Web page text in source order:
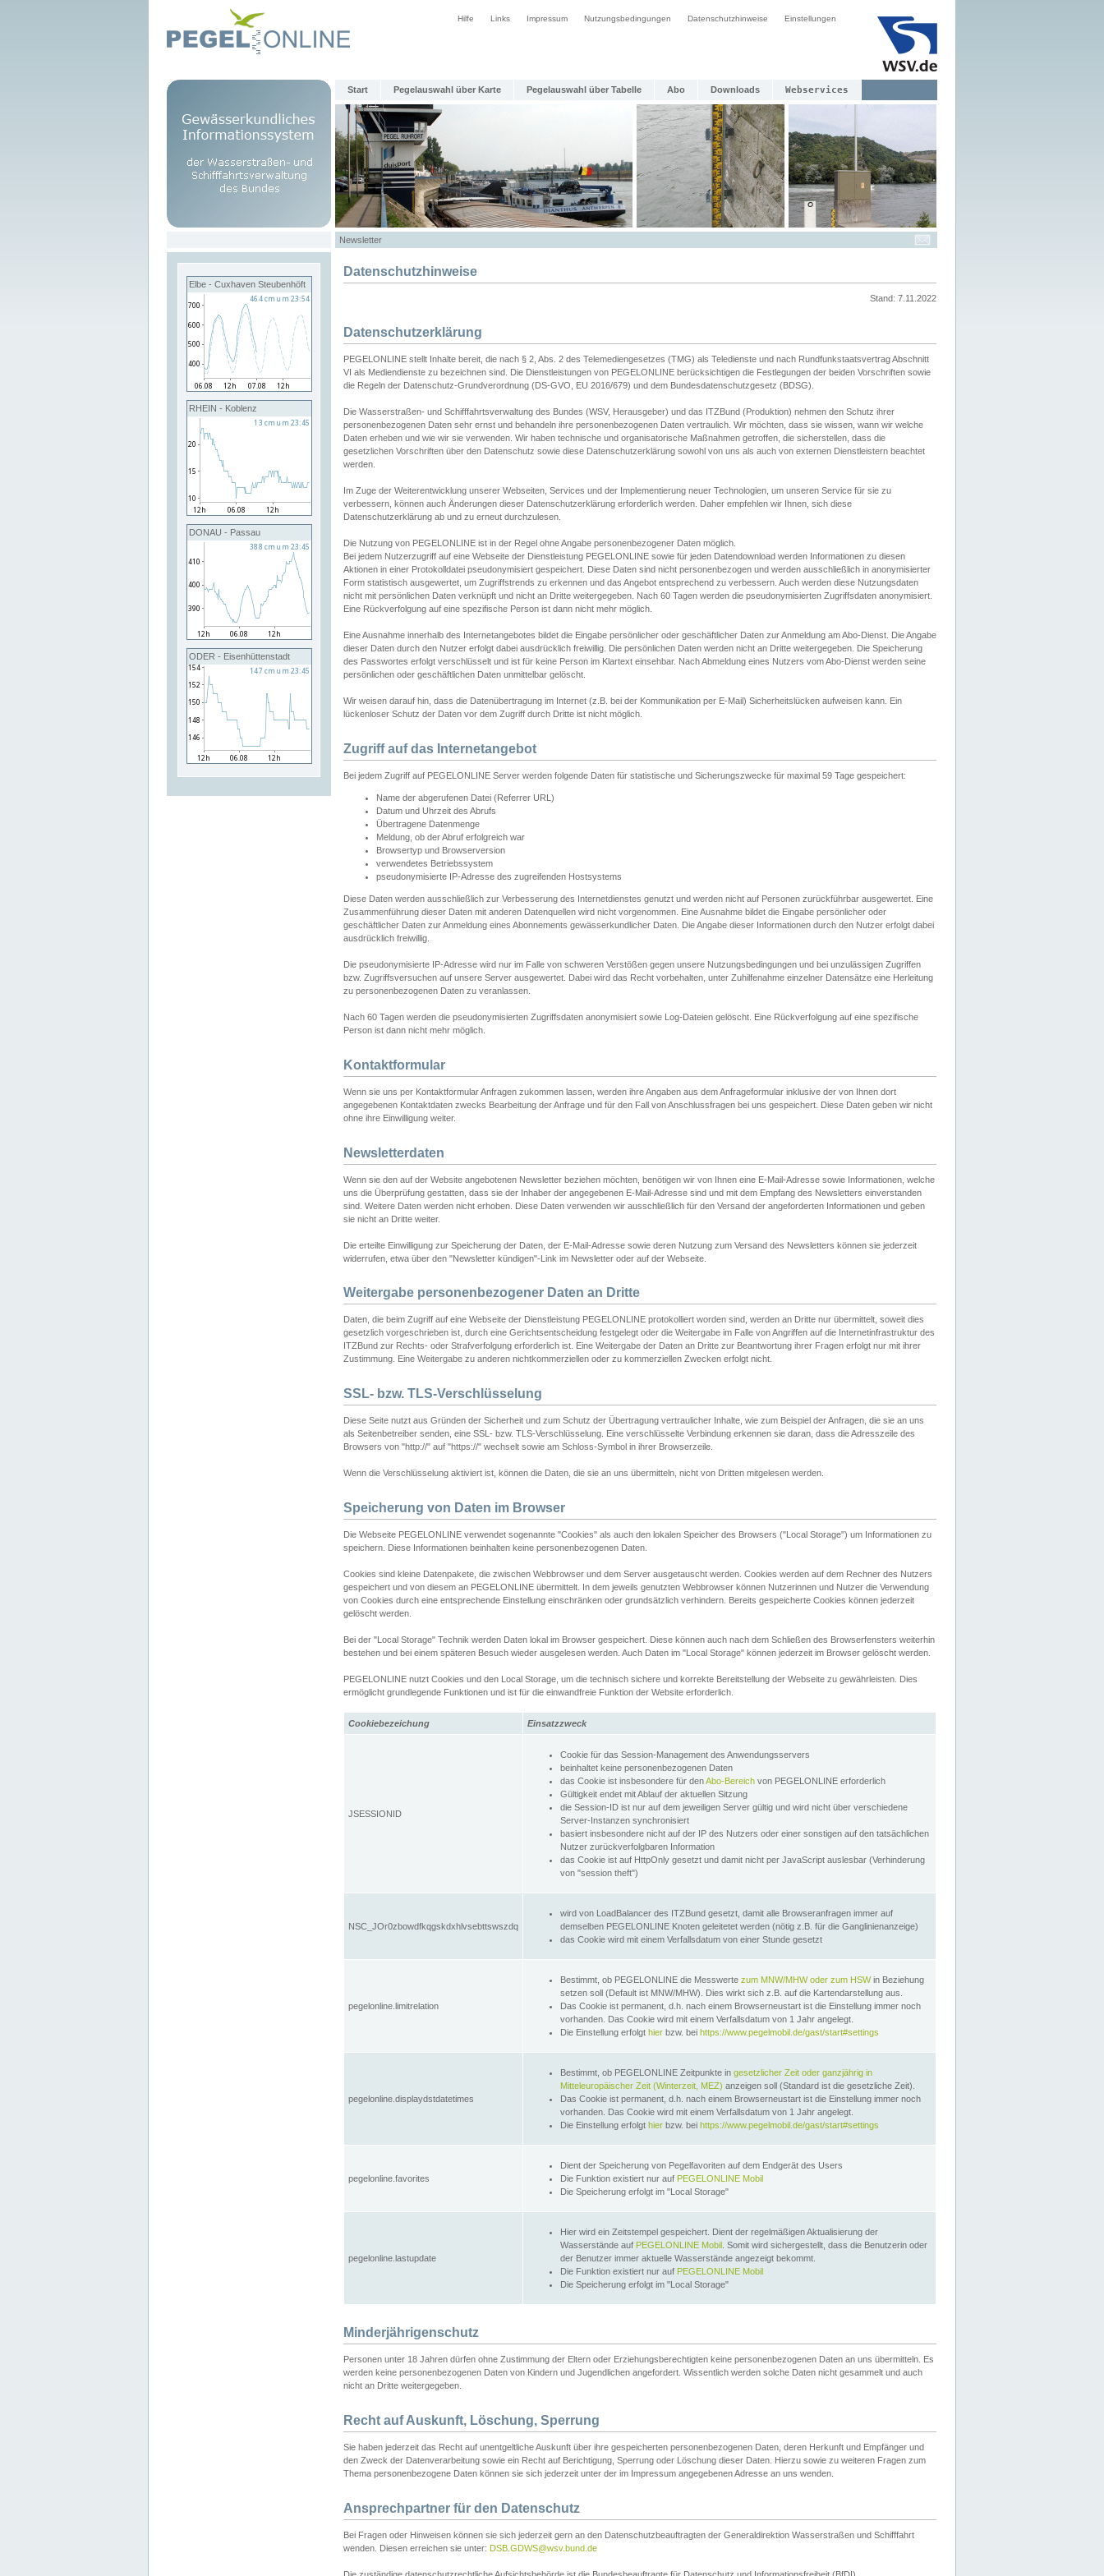
Hilfe Links Impressum Nutzungsbedingungen Datenschutzhinweise Einstellungen
Start Pegelauswahl über Karte Pegelauswahl über Tabelle Abo Downloads Webservices
Newsletter
Elbe - Cuxhaven Steubenhöft
RHEIN - Koblenz
DONAU - Passau
ODER - Eisenhüttenstadt
Datenschutzhinweise
Stand: 7.11.2022
Datenschutzerklärung
PEGELONLINE stellt Inhalte bereit, die nach § 2, Abs. 2 des Telemediengesetzes (TMG) als Teledienste und nach Rundfunkstaatsvertrag Abschnitt
VI als Mediendienste zu bezeichnen sind. Die Dienstleistungen von PEGELONLINE berücksichtigen die Festlegungen der beiden Vorschriften sowie
die Regeln der Datenschutz-Grundverordnung (DS-GVO, EU 2016/679) und dem Bundesdatenschutzgesetz (BDSG).
Die Wasserstraßen- und Schifffahrtsverwaltung des Bundes (WSV, Herausgeber) und das ITZBund (Produktion) nehmen den Schutz ihrer
personenbezogenen Daten sehr ernst und behandeln ihre personenbezogenen Daten vertraulich. Wir möchten, dass sie wissen, wann wir welche
Daten erheben und wie wir sie verwenden. Wir haben technische und organisatorische Maßnahmen getroffen, die sicherstellen, dass die
gesetzlichen Vorschriften über den Datenschutz sowie diese Datenschutzerklärung sowohl von uns als auch von externen Dienstleistern beachtet
werden.
Im Zuge der Weiterentwicklung unserer Webseiten, Services und der Implementierung neuer Technologien, um unseren Service für sie zu
verbessern, können auch Änderungen dieser Datenschutzerklärung erforderlich werden. Daher empfehlen wir Ihnen, sich diese
Datenschutzerklärung ab und zu erneut durchzulesen.
Die Nutzung von PEGELONLINE ist in der Regel ohne Angabe personenbezogener Daten möglich.
Bei jedem Nutzerzugriff auf eine Webseite der Dienstleistung PEGELONLINE sowie für jeden Datendownload werden Informationen zu diesen
Aktionen in einer Protokolldatei pseudonymisiert gespeichert. Diese Daten sind nicht personenbezogen und werden ausschließlich in anonymisierter
Form statistisch ausgewertet, um Zugriffstrends zu erkennen und das Angebot entsprechend zu verbessern. Auch werden diese Nutzungsdaten
nicht mit persönlichen Daten verknüpft und nicht an Dritte weitergegeben. Nach 60 Tagen werden die pseudonymisierten Zugriffsdaten anonymisiert.
Eine Rückverfolgung auf eine spezifische Person ist dann nicht mehr möglich.
Eine Ausnahme innerhalb des Internetangebotes bildet die Eingabe persönlicher oder geschäftlicher Daten zur Anmeldung am Abo-Dienst. Die Angabe
dieser Daten durch den Nutzer erfolgt dabei ausdrücklich freiwillig. Die persönlichen Daten werden nicht an Dritte weitergegeben. Die Speicherung
des Passwortes erfolgt verschlüsselt und ist für keine Person im Klartext einsehbar. Nach Abmeldung eines Nutzers vom Abo-Dienst werden seine
persönlichen oder geschäftlichen Daten unmittelbar gelöscht.
Wir weisen darauf hin, dass die Datenübertragung im Internet (z.B. bei der Kommunikation per E-Mail) Sicherheitslücken aufweisen kann. Ein
lückenloser Schutz der Daten vor dem Zugriff durch Dritte ist nicht möglich.
Zugriff auf das Internetangebot
Bei jedem Zugriff auf PEGELONLINE Server werden folgende Daten für statistische und Sicherungszwecke für maximal 59 Tage gespeichert:
Name der abgerufenen Datei (Referrer URL)
Datum und Uhrzeit des Abrufs
Übertragene Datenmenge
Meldung, ob der Abruf erfolgreich war
Browsertyp und Browserversion
verwendetes Betriebssystem
pseudonymisierte IP-Adresse des zugreifenden Hostsystems
Diese Daten werden ausschließlich zur Verbesserung des Internetdienstes genutzt und werden nicht auf Personen zurückführbar ausgewertet. Eine
Zusammenführung dieser Daten mit anderen Datenquellen wird nicht vorgenommen. Eine Ausnahme bildet die Eingabe persönlicher oder
geschäftlicher Daten zur Anmeldung eines Abonnements gewässerkundlicher Daten. Die Angabe dieser Informationen durch den Nutzer erfolgt dabei
ausdrücklich freiwillig.
Die pseudonymisierte IP-Adresse wird nur im Falle von schweren Verstößen gegen unsere Nutzungsbedingungen und bei unzulässigen Zugriffen
bzw. Zugriffsversuchen auf unsere Server ausgewertet. Dabei wird das Recht vorbehalten, unter Zuhilfenahme einzelner Datensätze eine Herleitung
zu personenbezogenen Daten zu veranlassen.
Nach 60 Tagen werden die pseudonymisierten Zugriffsdaten anonymisiert sowie Log-Dateien gelöscht. Eine Rückverfolgung auf eine spezifische
Person ist dann nicht mehr möglich.
Kontaktformular
Wenn sie uns per Kontaktformular Anfragen zukommen lassen, werden ihre Angaben aus dem Anfrageformular inklusive der von Ihnen dort
angegebenen Kontaktdaten zwecks Bearbeitung der Anfrage und für den Fall von Anschlussfragen bei uns gespeichert. Diese Daten geben wir nicht
ohne ihre Einwilligung weiter.
Newsletterdaten
Wenn sie den auf der Website angebotenen Newsletter beziehen möchten, benötigen wir von Ihnen eine E-Mail-Adresse sowie Informationen, welche
uns die Überprüfung gestatten, dass sie der Inhaber der angegebenen E-Mail-Adresse sind und mit dem Empfang des Newsletters einverstanden
sind. Weitere Daten werden nicht erhoben. Diese Daten verwenden wir ausschließlich für den Versand der angeforderten Informationen und geben
sie nicht an Dritte weiter.
Die erteilte Einwilligung zur Speicherung der Daten, der E-Mail-Adresse sowie deren Nutzung zum Versand des Newsletters können sie jederzeit
widerrufen, etwa über den "Newsletter kündigen"-Link im Newsletter oder auf der Webseite.
Weitergabe personenbezogener Daten an Dritte
Daten, die beim Zugriff auf eine Webseite der Dienstleistung PEGELONLINE protokolliert worden sind, werden an Dritte nur übermittelt, soweit dies
gesetzlich vorgeschrieben ist, durch eine Gerichtsentscheidung festgelegt oder die Weitergabe im Falle von Angriffen auf die Internetinfrastruktur des
ITZBund zur Rechts- oder Strafverfolgung erforderlich ist. Eine Weitergabe der Daten an Dritte zur Beantwortung ihrer Fragen erfolgt nur mit ihrer
Zustimmung. Eine Weitergabe zu anderen nichtkommerziellen oder zu kommerziellen Zwecken erfolgt nicht.
SSL- bzw. TLS-Verschlüsselung
Diese Seite nutzt aus Gründen der Sicherheit und zum Schutz der Übertragung vertraulicher Inhalte, wie zum Beispiel der Anfragen, die sie an uns
als Seitenbetreiber senden, eine SSL- bzw. TLS-Verschlüsselung. Eine verschlüsselte Verbindung erkennen sie daran, dass die Adresszeile des
Browsers von "http://" auf "https://" wechselt sowie am Schloss-Symbol in ihrer Browserzeile.
Wenn die Verschlüsselung aktiviert ist, können die Daten, die sie an uns übermitteln, nicht von Dritten mitgelesen werden.
Speicherung von Daten im Browser
Die Webseite PEGELONLINE verwendet sogenannte "Cookies" als auch den lokalen Speicher des Browsers ("Local Storage") um Informationen zu
speichern. Diese Informationen beinhalten keine personenbezogenen Daten.
Cookies sind kleine Datenpakete, die zwischen Webbrowser und dem Server ausgetauscht werden. Cookies werden auf dem Rechner des Nutzers
gespeichert und von diesem an PEGELONLINE übermittelt. In dem jeweils genutzten Webbrowser können Nutzerinnen und Nutzer die Verwendung
von Cookies durch eine entsprechende Einstellung einschränken oder grundsätzlich verhindern. Bereits gespeicherte Cookies können jederzeit
gelöscht werden.
Bei der "Local Storage" Technik werden Daten lokal im Browser gespeichert. Diese können auch nach dem Schließen des Browserfensters weiterhin
bestehen und bei einem späteren Besuch wieder ausgelesen werden. Auch Daten im "Local Storage" können jederzeit im Browser gelöscht werden.
PEGELONLINE nutzt Cookies und den Local Storage, um die technisch sichere und korrekte Bereitstellung der Webseite zu gewährleisten. Dies
ermöglicht grundlegende Funktionen und ist für die einwandfreie Funktion der Website erforderlich.
Cookiebezeichung Einsatzzweck
JSESSIONID
Cookie für das Session-Management des Anwendungsservers
beinhaltet keine personenbezogenen Daten
das Cookie ist insbesondere für denAbo-Bereich von PEGELONLINE erforderlich
Gültigkeit endet mit Ablauf der aktuellen Sitzung
die Session-ID ist nur auf dem jeweiligen Server gültig und wird nicht über verschiedene
Server-Instanzen synchronisiert
basiert insbesondere nicht auf der IP des Nutzers oder einer sonstigen auf den tatsächlichen
Nutzer zurückverfolgbaren Information
das Cookie ist auf HttpOnly gesetzt und damit nicht per JavaScript auslesbar (Verhinderung
von "session theft")
NSC_JOr0zbowdfkqgskdxhlvsebttswszdq
wird von LoadBalancer des ITZBund gesetzt, damit alle Browseranfragen immer auf
demselben PEGELONLINE Knoten geleitetet werden (nötig z.B. für die Ganglinienanzeige)
das Cookie wird mit einem Verfallsdatum von einer Stunde gesetzt
pegelonline.limitrelation
Bestimmt, ob PEGELONLINE die Messwerte zum MNW/MHW oder zum HSWin Beziehung
setzen soll (Default ist MNW/MHW). Dies wirkt sich z.B. auf die Kartendarstellung aus.
Das Cookie ist permanent, d.h. nach einem Browserneustart ist die Einstellung immer noch
vorhanden. Das Cookie wird mit einem Verfallsdatum von 1 Jahr angelegt.
Die Einstellung erfolgt hier bzw. bei https://www.pegelmobil.de/gast/start#settings
pegelonline.displaydstdatetimes
Bestimmt, ob PEGELONLINE Zeitpunkte in gesetzlicher Zeit oder ganzjährig in
Mitteleuropäischer Zeit (Winterzeit, MEZ) anzeigen soll (Standard ist die gesetzliche Zeit).
Das Cookie ist permanent, d.h. nach einem Browserneustart ist die Einstellung immer noch
vorhanden. Das Cookie wird mit einem Verfallsdatum von 1 Jahr angelegt.
Die Einstellung erfolgt hier bzw. bei https://www.pegelmobil.de/gast/start#settings
pegelonline.favorites
Dient der Speicherung von Pegelfavoriten auf dem Endgerät des Users
Die Funktion existiert nur auf PEGELONLINE Mobil
Die Speicherung erfolgt im "Local Storage"
pegelonline.lastupdate
Hier wird ein Zeitstempel gespeichert. Dient der regelmäßigen Aktualisierung der
Wasserstände auf PEGELONLINE Mobil . Somit wird sichergestellt, dass die Benutzerin oder
der Benutzer immer aktuelle Wasserstände angezeigt bekommt.
Die Funktion existiert nur auf PEGELONLINE Mobil
Die Speicherung erfolgt im "Local Storage"
Minderjährigenschutz
Personen unter 18 Jahren dürfen ohne Zustimmung der Eltern oder Erziehungsberechtigten keine personenbezogenen Daten an uns übermitteln. Es
werden keine personenbezogenen Daten von Kindern und Jugendlichen angefordert. Wissentlich werden solche Daten nicht gesammelt und auch
nicht an Dritte weitergegeben.
Recht auf Auskunft, Löschung, Sperrung
Sie haben jederzeit das Recht auf unentgeltliche Auskunft über ihre gespeicherten personenbezogenen Daten, deren Herkunft und Empfänger und
den Zweck der Datenverarbeitung sowie ein Recht auf Berichtigung, Sperrung oder Löschung dieser Daten. Hierzu sowie zu weiteren Fragen zum
Thema personenbezogene Daten können sie sich jederzeit unter der im Impressum angegebenen Adresse an uns wenden.
Ansprechpartner für den Datenschutz
Bei Fragen oder Hinweisen können sie sich jederzeit gern an den Datenschutzbeauftragten der Generaldirektion Wasserstraßen und Schifffahrt
wenden. Diesen erreichen sie unter: DSB.GDWS@wsv.bund.de